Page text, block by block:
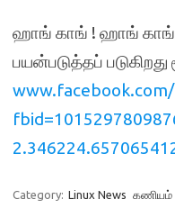
ஹாங் காங் ! ஹாங் காங்
பயன்படுத்தப் படுகிறது
Category: Linux News கணியம்